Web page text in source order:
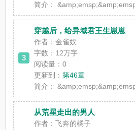
简介：
3
穿越后，给异域君王生崽崽
作者：金雀奴
字数：12万字
阅读量：0
更新到：第46章
简介：
从荒星走出的男人
作者：飞奔的橘子